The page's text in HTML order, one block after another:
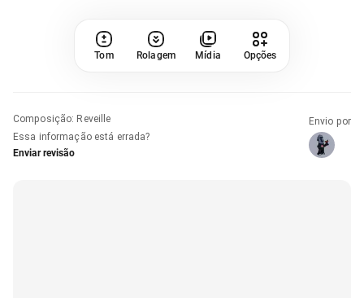
Tom Rolagem Mídia Opções
Composição: Reveille
Essa informação está errada?
Enviar revisão
Envio por